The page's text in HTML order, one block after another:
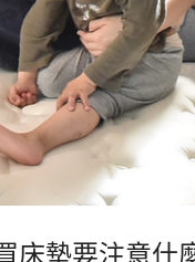
床墊要注意什